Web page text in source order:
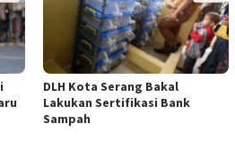
DLH Kota Serang Bakal
Lakukan Sertifikasi Bank
Sampah